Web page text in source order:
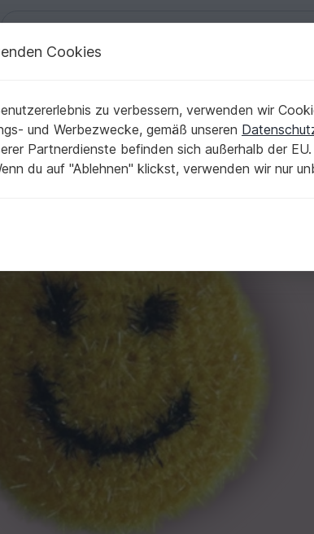
Cookies
zu verbessern, verwenden wir
und Werbezwecke, gemäß unseren
Partnerdienste befinden sich außerhalb der
du auf "Ablehnen" klickst, verwenden wir nur